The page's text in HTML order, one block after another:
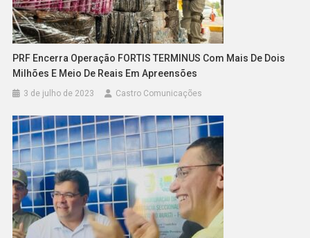
PRF Encerra Operação FORTIS TERMINUS Com Mais De Dois
Milhões E Meio De Reais Em Apreensões
3 de julho de 2023 Castro Comunicações